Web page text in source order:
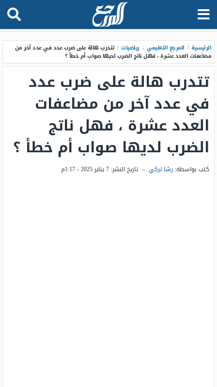
الرئيسية / المرجع التعليمي ، رياضيات / تتدرب هالة على ضرب عدد في عدد آخر من
مضاعفات العدد عشرة ، فهل ناتج الضرب لديها صواب أم خطأ ؟
تتدرب هالة على ضرب عدد
في عدد آخر من مضاعفات
العدد عشرة ، فهل ناتج
الضرب لديها صواب أم خطأ ؟
كتب بواسطة: رشا تركي – تاريخ النشر: 7 يناير 2025 - 1:17م